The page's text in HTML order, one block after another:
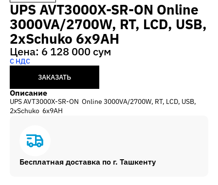
UPS AVT3000X-SR-ON Online
3000VA/2700W, RT, LCD, USB,
2xSchuko 6x9AH
Цена: 6 128 000 сум
С НДС
ЗАКАЗАТЬ
Описание
UPS AVT3000X-SR-ON Online 3000VA/2700W, RT, LCD, USB,
2xSchuko 6x9AH
Бесплатная доставка по г. Ташкенту